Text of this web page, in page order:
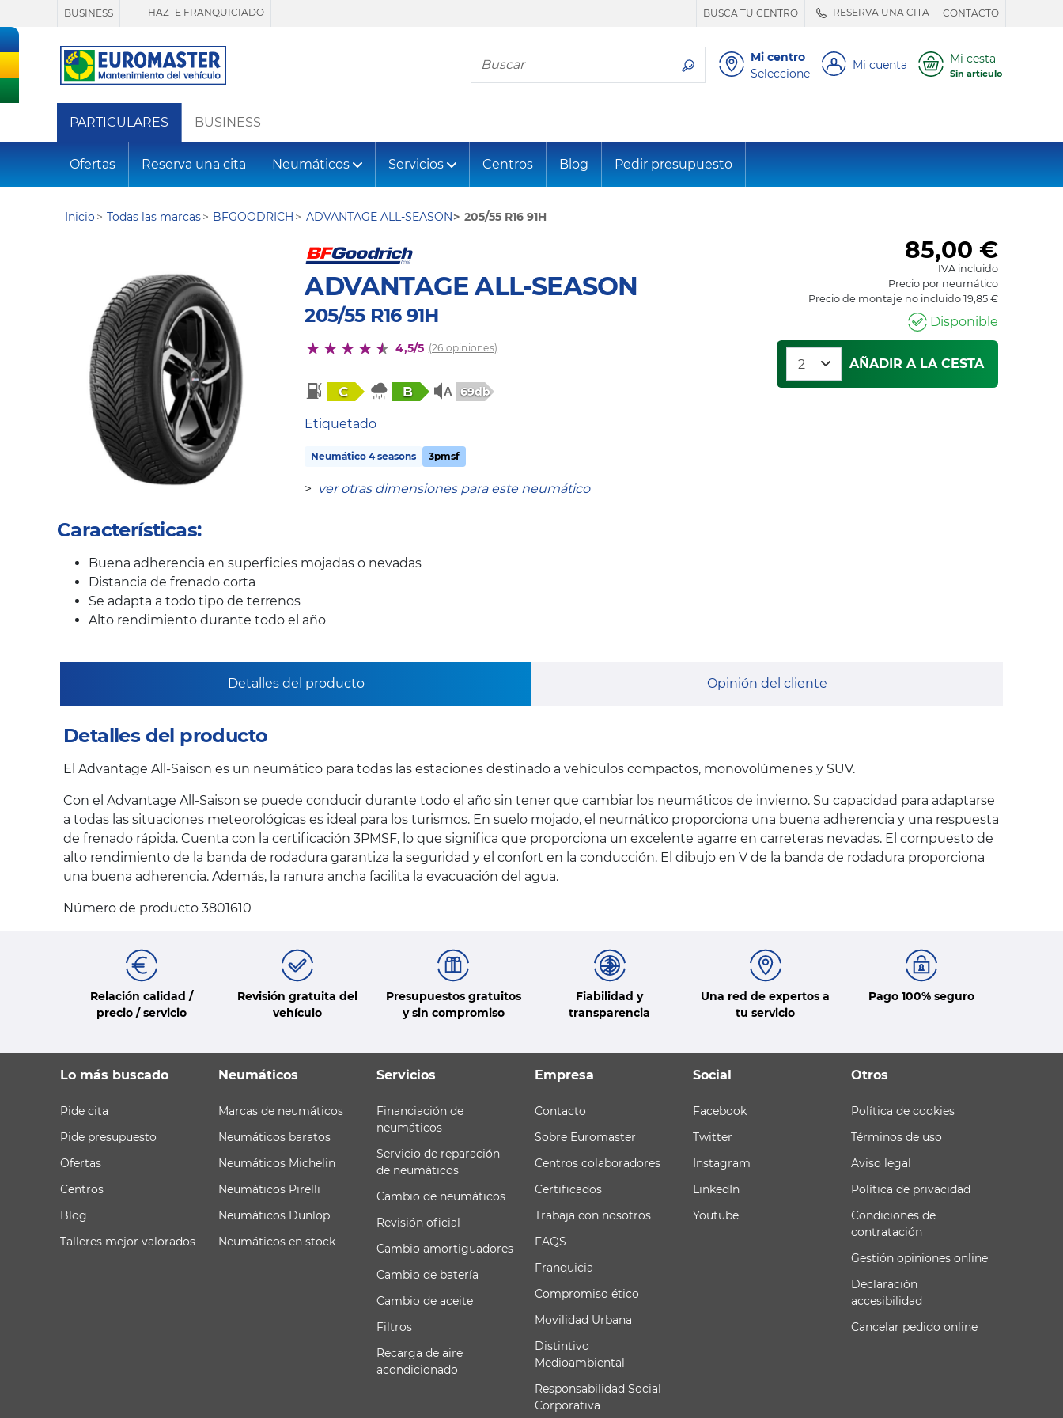
BUSINESS HAZTE FRANQUICIADO BUSCA TU CENTRO RESERVA UNA CITA CONTACTO
Busca tu neumático
Mi centro
Seleccione
Mi cuenta Mi cesta
Sin artículo
PARTICULARES BUSINESS
Ofertas Reserva una cita Neumáticos Servicios Centros Blog Pedir presupuesto
Inicio Todas las marcas BFGOODRICH ADVANTAGE ALL-SEASON 205/55 R16 91H
ADVANTAGE ALL-SEASON
205/55 R16 91H
4,5/5 (26 opiniones)
C B 69db
Etiquetado
Neumático 4 seasons 3pmsf
> ver otras dimensiones para este neumático
85,00 €
IVA incluido
Precio por neumático
Precio de montaje no incluido 19,85 €
Disponible
AÑADIR A LA CESTA
Características:
Buena adherencia en superficies mojadas o nevadas
Distancia de frenado corta
Se adapta a todo tipo de terrenos
Alto rendimiento durante todo el año
Detalles del producto Opinión del cliente
Detalles del producto
El Advantage All-Saison es un neumático para todas las estaciones destinado a vehículos compactos, monovolúmenes y SUV.
Con el Advantage All-Saison se puede conducir durante todo el año sin tener que cambiar los neumáticos de invierno. Su capacidad para adaptarse
a todas las situaciones meteorológicas es ideal para los turismos. En suelo mojado, el neumático proporciona una buena adherencia y una respuesta
de frenado rápida. Cuenta con la certificación 3PMSF, lo que significa que proporciona un excelente agarre en carreteras nevadas. El compuesto de
alto rendimiento de la banda de rodadura garantiza la seguridad y el confort en la conducción. El dibujo en V de la banda de rodadura proporciona
una buena adherencia. Además, la ranura ancha facilita la evacuación del agua.
Número de producto 3801610
Relación calidad /
precio / servicio
Revisión gratuita del
vehículo
Presupuestos gratuitos
y sin compromiso
Fiabilidad y
transparencia
Una red de expertos a
tu servicio
Pago 100% seguro
Lo más buscado
Pide cita
Pide presupuesto
Ofertas
Centros
Blog
Talleres mejor valorados
Neumáticos
Marcas de neumáticos
Neumáticos baratos
Neumáticos Michelin
Neumáticos Pirelli
Neumáticos Dunlop
Neumáticos en stock
Servicios
Financiación de
neumáticos
Servicio de reparación
de neumáticos
Cambio de neumáticos
Revisión oficial
Cambio amortiguadores
Cambio de batería
Cambio de aceite
Filtros
Recarga de aire
acondicionado
Empresa
Contacto
Sobre Euromaster
Centros colaboradores
Certificados
Trabaja con nosotros
FAQS
Franquicia
Compromiso ético
Movilidad Urbana
Distintivo
Medioambiental
Responsabilidad Social
Corporativa
Social
Facebook
Twitter
Instagram
LinkedIn
Youtube
Otros
Política de cookies
Términos de uso
Aviso legal
Política de privacidad
Condiciones de
contratación
Gestión opiniones online
Declaración
accesibilidad
Cancelar pedido online